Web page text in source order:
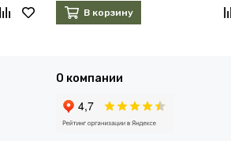
В корзину
О компании